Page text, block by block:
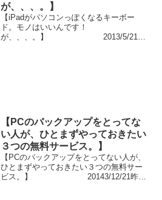
が、、、。】
【iPadがパソコンっぽくなるキーボー
ド。モノはいいんです！
が、、、。】 2013/5/21以
【PCのバックアップをとってな
い人が、ひとまずやっておきたい
３つの無料サービス。】
【PCのバックアップをとってない人が、
ひとまずやっておきたい３つの無料サー
ビス。】 20143/12/21昨